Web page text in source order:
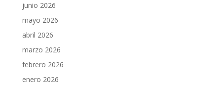
junio 2026
mayo 2026
abril 2026
marzo 2026
febrero 2026
enero 2026